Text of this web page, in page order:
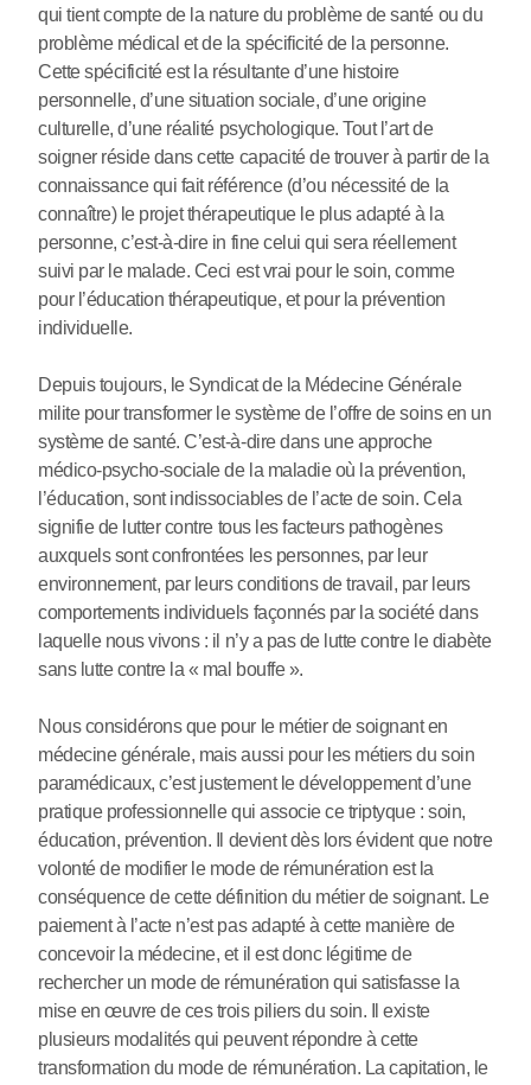
qui tient compte de la nature du problème de santé ou du
problème médical et de la spécificité de la personne.
Cette spécificité est la résultante d’une histoire
personnelle, d’une situation sociale, d’une origine
culturelle, d’une réalité psychologique. Tout l’art de
soigner réside dans cette capacité de trouver à partir de la
connaissance qui fait référence (d’ou nécessité de la
connaître) le projet thérapeutique le plus adapté à la
personne, c’est-à-dire in fine celui qui sera réellement
suivi par le malade. Ceci est vrai pour le soin, comme
pour l’éducation thérapeutique, et pour la prévention
individuelle.
Depuis toujours, le Syndicat de la Médecine Générale
milite pour transformer le système de l’offre de soins en un
système de santé. C’est-à-dire dans une approche
médico-psycho-sociale de la maladie où la prévention,
l’éducation, sont indissociables de l’acte de soin. Cela
signifie de lutter contre tous les facteurs pathogènes
auxquels sont confrontées les personnes, par leur
environnement, par leurs conditions de travail, par leurs
comportements individuels façonnés par la société dans
laquelle nous vivons : il n’y a pas de lutte contre le diabète
sans lutte contre la « mal bouffe ».
Nous considérons que pour le métier de soignant en
médecine générale, mais aussi pour les métiers du soin
paramédicaux, c’est justement le développement d’une
pratique professionnelle qui associe ce triptyque : soin,
éducation, prévention. Il devient dès lors évident que notre
volonté de modifier le mode de rémunération est la
conséquence de cette définition du métier de soignant. Le
paiement à l’acte n’est pas adapté à cette manière de
concevoir la médecine, et il est donc légitime de
rechercher un mode de rémunération qui satisfasse la
mise en œuvre de ces trois piliers du soin. Il existe
plusieurs modalités qui peuvent répondre à cette
transformation du mode de rémunération. La capitation, le